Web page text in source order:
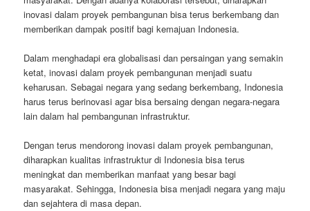
inovasi dalam proyek pembangunan bisa terus berkembang dan
memberikan dampak positif bagi kemajuan Indonesia.
Dalam menghadapi era globalisasi dan persaingan yang semakin
ketat, inovasi dalam proyek pembangunan menjadi suatu
keharusan. Sebagai negara yang sedang berkembang, Indonesia
harus terus berinovasi agar bisa bersaing dengan negara-negara
lain dalam hal pembangunan infrastruktur.
Dengan terus mendorong inovasi dalam proyek pembangunan,
diharapkan kualitas infrastruktur di Indonesia bisa terus
meningkat dan memberikan manfaat yang besar bagi
masyarakat. Sehingga, Indonesia bisa menjadi negara yang maju
dan sejahtera di masa depan.